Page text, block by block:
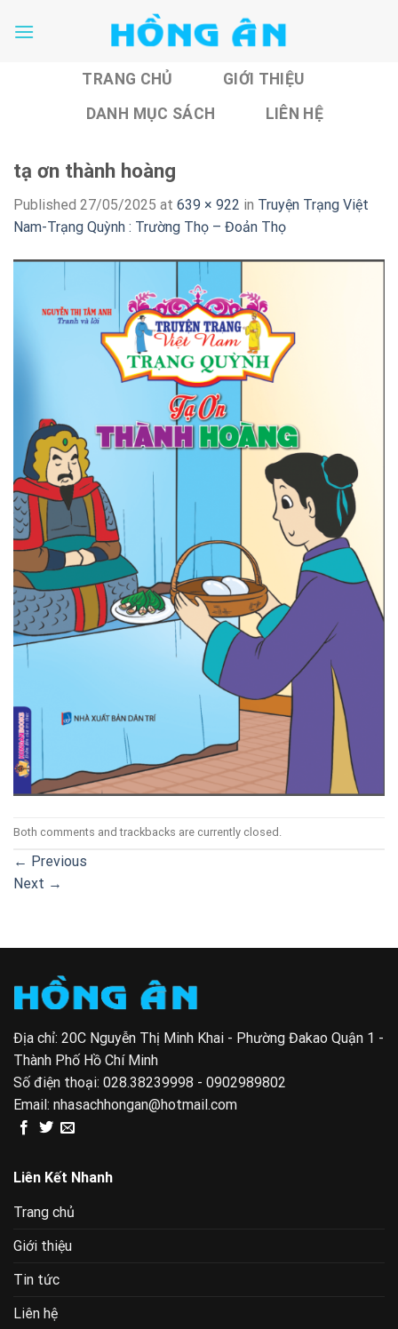
TRANG CHỦ
GIỚI THIỆU
DANH MỤC SÁCH
LIÊN HỆ
tạ ơn thành hoàng
Published 27/05/2025 at 639 × 922 in Truyện Trạng Việt
Nam-Trạng Quỳnh : Trường Thọ – Đoản Thọ
Both comments and trackbacks are currently closed.
← Previous
Next →
Địa chỉ: 20C Nguyễn Thị Minh Khai - Phường Đakao Quận 1 -
Thành Phố Hồ Chí Minh
Số điện thoại: 028.38239998 - 0902989802
Email: nhasachhongan@hotmail.com
Liên Kết Nhanh
Trang chủ
Giới thiệu
Tin tức
Liên hệ